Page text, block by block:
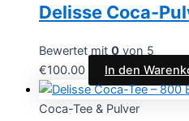
Delisse Coca-
Bewertet mit 0 von 5
€100.00 In den
Coca-Tee & Pulver